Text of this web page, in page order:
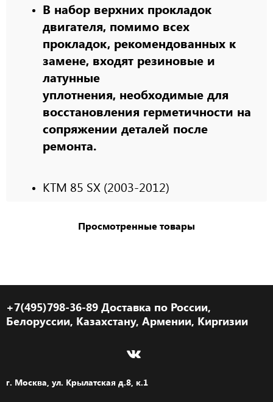
В набор верхних прокладок
двигателя, помимо всех
прокладок, рекомендованных к
замене, входят резиновые и
латунные
уплотнения, необходимые для
восстановления герметичности на
сопряжении деталей после
ремонта.
KTM 85 SX (2003-2012)
Просмотренные товары
+7(495)798-36-89 Доставка по России,
Белоруссии, Казахстану, Армении, Киргизии
г. Москва, ул. Крылатская д.8, к.1